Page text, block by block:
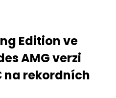
Edition ve
AMG verzi
na rekordních